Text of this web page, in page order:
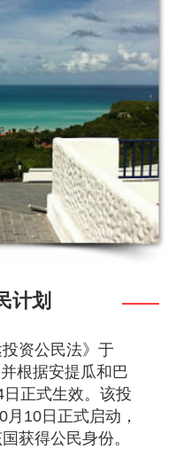
计划
资公民法》于
根据安提瓜和巴
正式生效。该投
10日正式启动，
获得公民身份。